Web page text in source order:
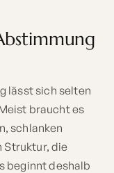
lässt sich selten
braucht es
schlanken
Struktur, die
beginnt deshalb